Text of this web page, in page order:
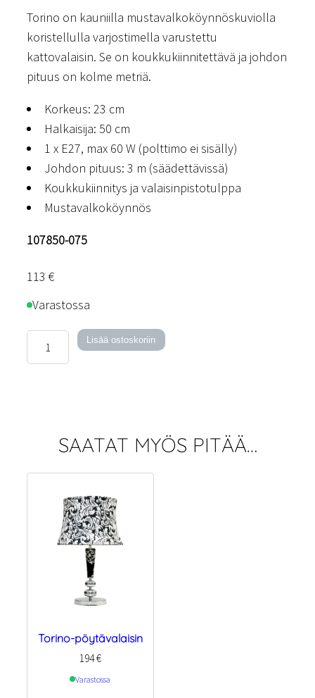
Torino on kauniilla mustavalkoköynnöskuviolla
koristellulla varjostimella varustettu
kattovalaisin. Se on koukkukiinnitettävä ja johdon
pituus on kolme metriä.
Korkeus: 23 cm
Halkaisija: 50 cm
1 x E27, max 60 W (polttimo ei sisälly)
Johdon pituus: 3 m (säädettävissä)
Koukkukiinnitys ja valaisinpistotulppa
Mustavalkoköynnös
107850-075
113 €
Varastossa
kattovalaisin
Lisää ostoskoriin
SAATAT MYÖS PITÄÄ…
Torino-pöytävalaisin
194€
Varastossa